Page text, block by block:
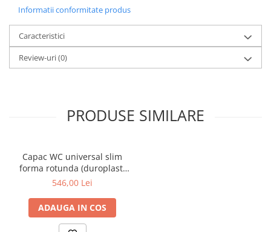
Informatii conformitate produs
Caracteristici
Review-uri(0)
PRODUSE SIMILARE
Capac WC universal slim
forma rotunda (duroplast,
inchidere lenta soft close,
metalice, fixare de sus,
functie de eliberare rapida)
| 110-003R019
546,00 Lei
ADAUGA IN COS